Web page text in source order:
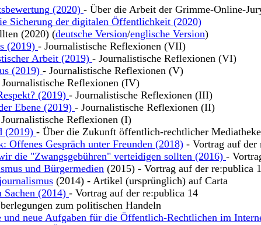
(2020) - Über die Arbeit der Grimme-Online-
Sicherung der digitalen Öffentlichkeit (2020)
(2020) (deutsche Version/englische Version)
(2019) - Journalistische Reflexionen (VII)
Arbeit (2019) - Journalistische Reflexionen (VI)
(2019) - Journalistische Reflexionen (V)
Reflexionen (IV)
(2019) - Journalistische Reflexionen (III)
Ebene (2019) - Journalistische Reflexionen (II)
Reflexionen (I)
(2019) - Über die Zukunft öffentlich-rechtlicher
Gespräch unter Freunden (2018) - Vortrag auf der
die "Zwangsgebühren" verteidigen sollten (2016) -
und Bürgermedien (2015) - Vortrag auf der re:publica
(2014) - Artikel (ursprünglich) auf Carta
Sachen (2014) - Vortrag auf der re:publica 14
zum politischen Handeln
und neue Aufgaben für die Öffentlich-Rechtlichen im